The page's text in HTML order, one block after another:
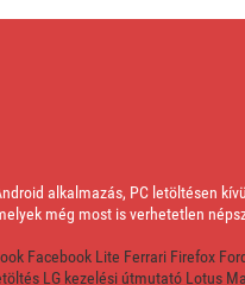
alkalmazás, PC letöltésen
még most is verhetetlen
Facebook Lite Ferrari Firefox Ford
LG kezelési útmutató Lotus